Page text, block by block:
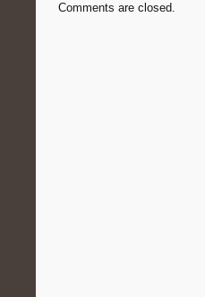
Comments are closed.